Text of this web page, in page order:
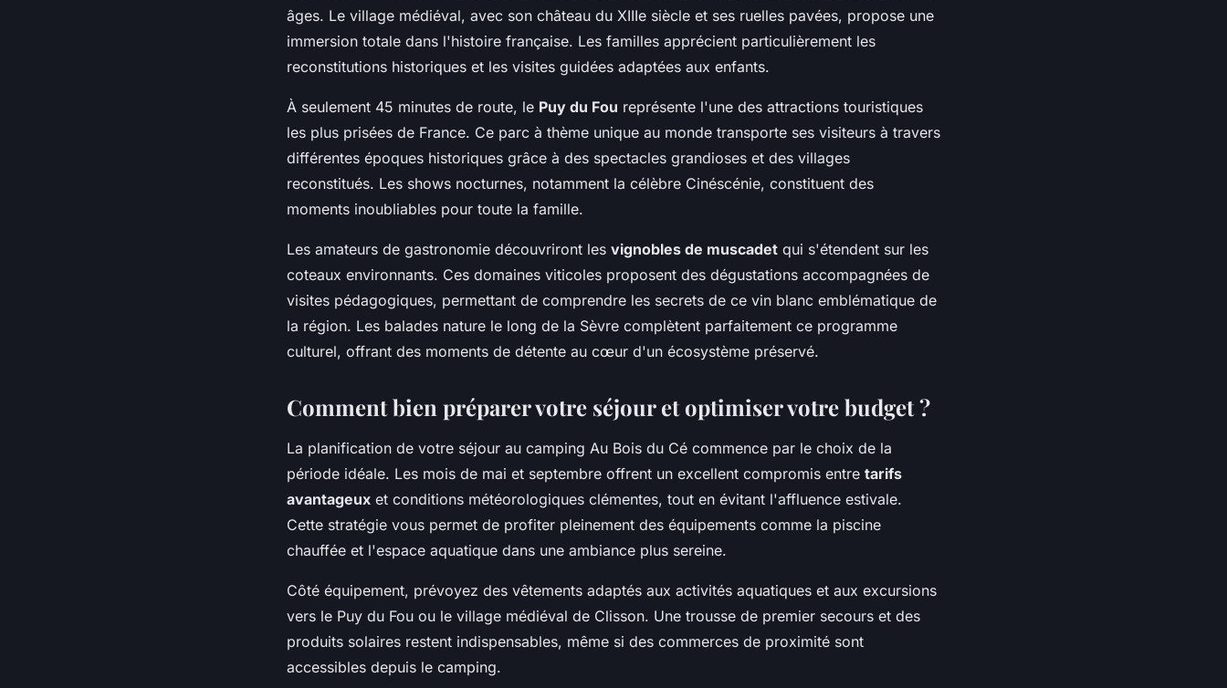
âges. Le village médiéval, avec son château du XIIIe siècle et ses ruelles pavées, propose une
immersion totale dans l'histoire française. Les familles apprécient particulièrement les
reconstitutions historiques et les visites guidées adaptées aux enfants.
À seulement 45 minutes de route, le Puy du Fou représente l'une des attractions touristiques
les plus prisées de France. Ce parc à thème unique au monde transporte ses visiteurs à travers
différentes époques historiques grâce à des spectacles grandioses et des villages
reconstitués. Les shows nocturnes, notamment la célèbre Cinéscénie, constituent des
moments inoubliables pour toute la famille.
Les amateurs de gastronomie découvriront les vignobles de muscadet qui s'étendent sur les
coteaux environnants. Ces domaines viticoles proposent des dégustations accompagnées de
visites pédagogiques, permettant de comprendre les secrets de ce vin blanc emblématique de
la région. Les balades nature le long de la Sèvre complètent parfaitement ce programme
culturel, offrant des moments de détente au cœur d'un écosystème préservé.
Comment bien préparer votre séjour et optimiser votre budget ?
La planification de votre séjour au camping Au Bois du Cé commence par le choix de la
période idéale. Les mois de mai et septembre offrent un excellent compromis entre tarifs
avantageux et conditions météorologiques clémentes, tout en évitant l'affluence estivale.
Cette stratégie vous permet de profiter pleinement des équipements comme la piscine
chauffée et l'espace aquatique dans une ambiance plus sereine.
Côté équipement, prévoyez des vêtements adaptés aux activités aquatiques et aux excursions
vers le Puy du Fou ou le village médiéval de Clisson. Une trousse de premier secours et des
produits solaires restent indispensables, même si des commerces de proximité sont
accessibles depuis le camping.